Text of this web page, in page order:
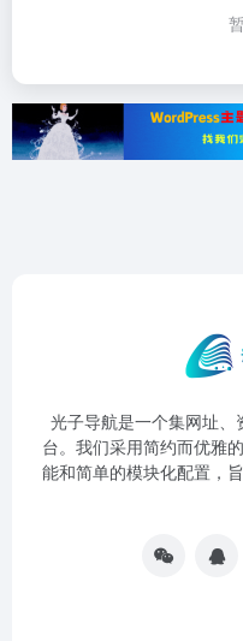
光子导航是一个集网址
台。我们采用简约而优雅
能和简单的模块化配置，